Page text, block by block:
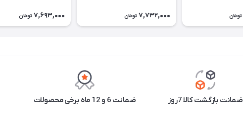
تومان 7,732,000 تومان 7,693,000 تومان
ضمانت بازگشت کالا 7روز ضمانت 6 و 12 ماه برخی محصولات